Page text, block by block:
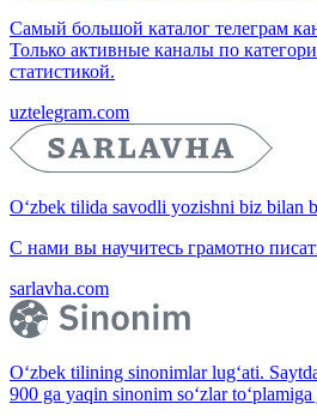
Самый большой каталог телеграм
Только активные каналы по
статистикой.
uztelegram.com
O‘zbek tilida savodli yozishni biz bilan
С нами вы научитесь грамотно
sarlavha.com
O‘zbek tilining sinonimlar lug‘ati.
900 ga yaqin sinonim so‘zlar